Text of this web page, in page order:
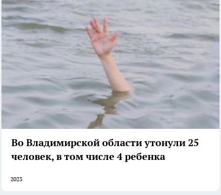
Во Владимирской области утонули 25
человек, в том числе 4 ребенка
2023